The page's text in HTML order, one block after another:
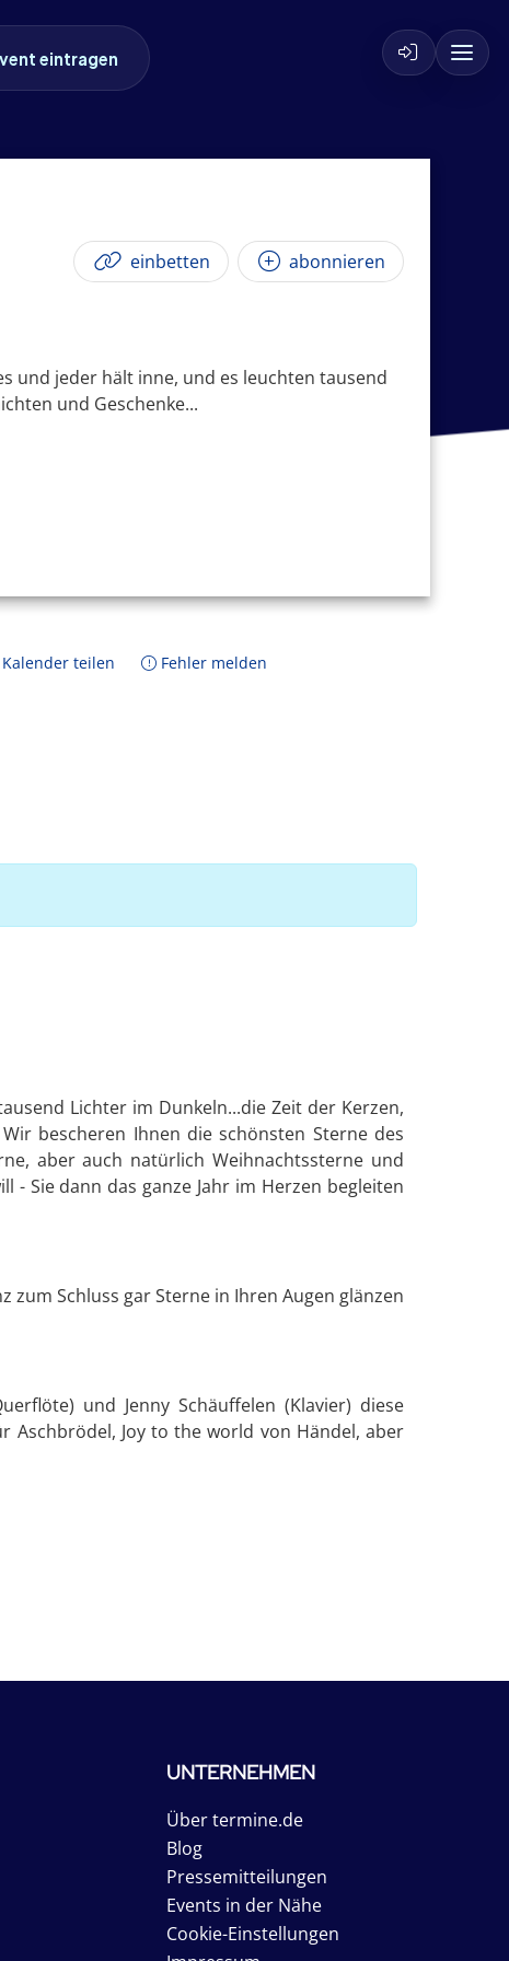
eintragen
einbetten abonnieren
und jeder hält inne, und es leuchten tausend
und Geschenke...
teilen Fehler melden
Lichter im Dunkeln...die Zeit der Kerzen,
bescheren Ihnen die schönsten Sterne des
aber auch natürlich Weihnachtssterne und
Sie dann das ganze Jahr im Herzen begleiten
Schluss gar Sterne in Ihren Augen glänzen
und Jenny Schäuffelen (Klavier) diese
Aschbrödel, Joy to the world von Händel, aber
UNTERNEHMEN
Über termine.de
Blog
Pressemitteilungen
Events in der Nähe
Cookie-Einstellungen